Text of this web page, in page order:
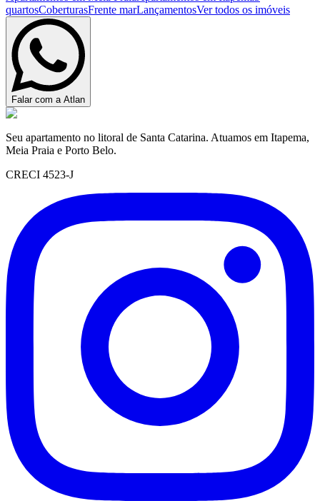
quartosCoberturasFrente marLançamentosVer todos os imóveis
Falar com a Atlan
Seu apartamento no litoral de Santa Catarina. Atuamos em Itapema,
Meia Praia e Porto Belo.
CRECI 4523-J